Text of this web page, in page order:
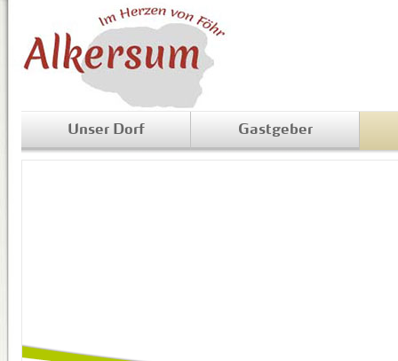
Unser Dorf Gastgeber